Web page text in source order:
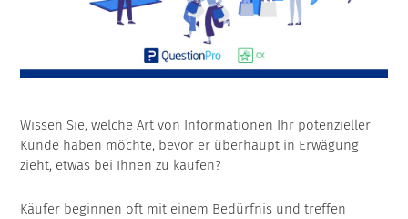
Wissen Sie, welche Art von Informationen Ihr potenzieller
Kunde haben möchte, bevor er überhaupt in Erwägung
zieht, etwas bei Ihnen zu kaufen?
Käufer beginnen oft mit einem Bedürfnis und treffen